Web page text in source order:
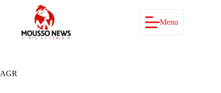
Menu
AGR